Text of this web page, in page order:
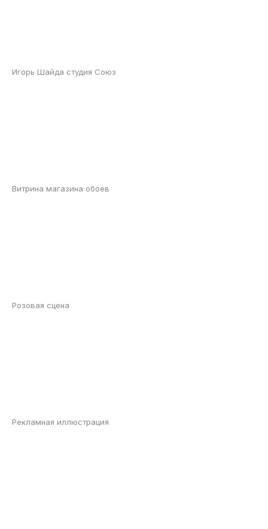
Игорь Шайда студия Союз
Витрина магазина обоев
Розовая сцена
Рекламная иллюстрация